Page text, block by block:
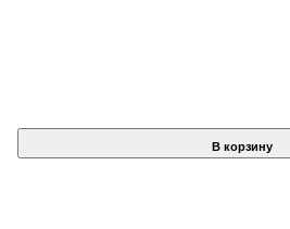
В корзину